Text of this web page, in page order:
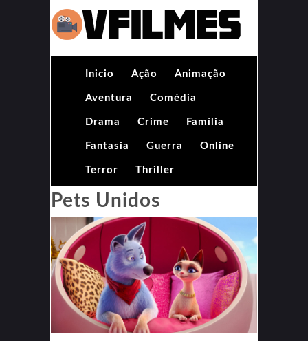
Inicio Ação Animação
Aventura Comédia
Drama Crime Família
Fantasia Guerra Online
Terror Thriller
Pets Unidos